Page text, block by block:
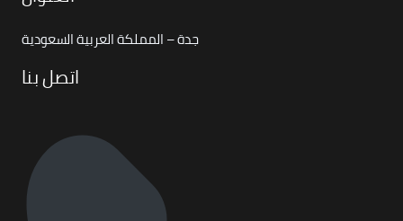
جدة – المملكة العربية السعودية
اتصل بنا